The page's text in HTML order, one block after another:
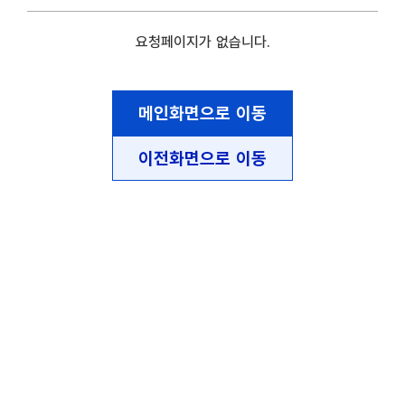
요청페이지가 없습니다.
메인화면으로 이동
이전화면으로 이동